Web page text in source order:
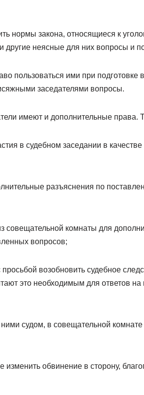
нормы закона, относящиеся к
неясные для них вопросы и
пользоваться ими при подготовке
заседателями вопросы.
имеют и дополнительные права.
в судебном заседании в
разъяснения по
совещательной комнаты для
вопросов;
возобновить судебное
это необходимым для ответов
судом, в совещательной
обвинение в сторону,